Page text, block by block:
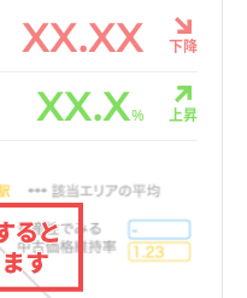
XX.XX 下降
XX.X% 上昇